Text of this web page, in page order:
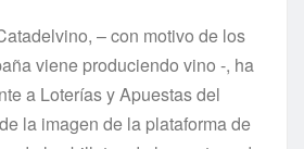
– con motivo de los
viene produciendo vino -, ha
a Loterías y Apuestas del
la imagen de la plataforma de